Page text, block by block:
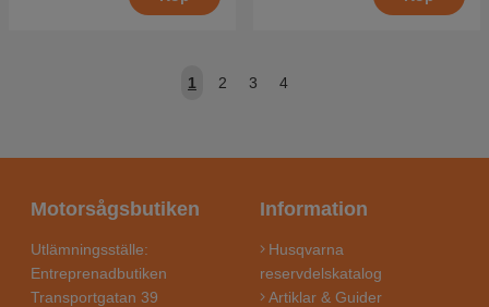
1 2 3 4
Motorsågsbutiken
Utlämningsställe:
Entreprenadbutiken
Transportgatan 39
Information
Husqvarna
reservdelskatalog
Artiklar & Guider